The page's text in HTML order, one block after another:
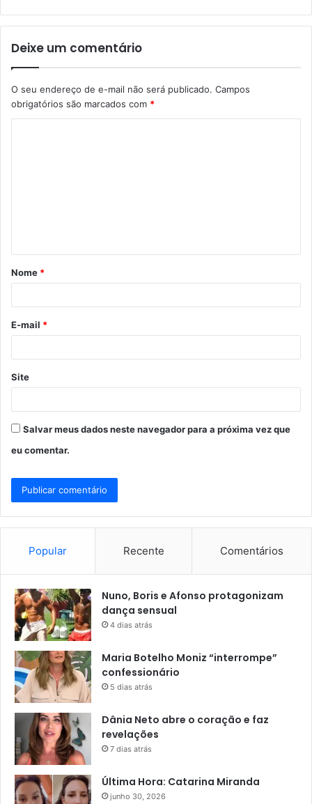
Deixe um comentário
O seu endereço de e-mail não será publicado. Campos
obrigatórios são marcados com *
á
r
*
Nome *
E-mail *
Site
Salvar meus dados neste navegador para a próxima vez que
eu comentar.
Popular Recente Comentários
Nuno, Boris e Afonso protagonizam
dança sensual
4 dias atrás
Maria Botelho Moniz “interrompe”
confessionário
5 dias atrás
Dânia Neto abre o coração e faz
revelações
7 dias atrás
Última Hora: Catarina Miranda
junho 30, 2026